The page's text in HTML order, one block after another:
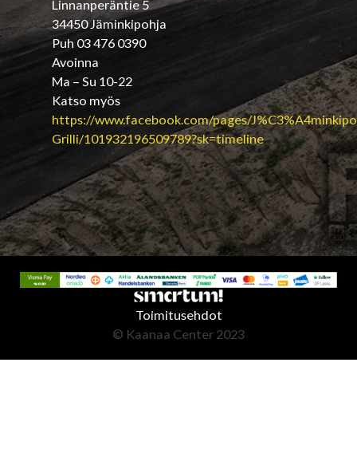
Linnanperäntie 5
34450 Jäminkipohja
Puh 03 476 0390
Avoinna
Ma – Su 10-22
Katso myös
https://www.facebook.com/pages/
Grilli/101932196509789?sk=timeline
Toimitusehdot
© Kaanaa Center 2023